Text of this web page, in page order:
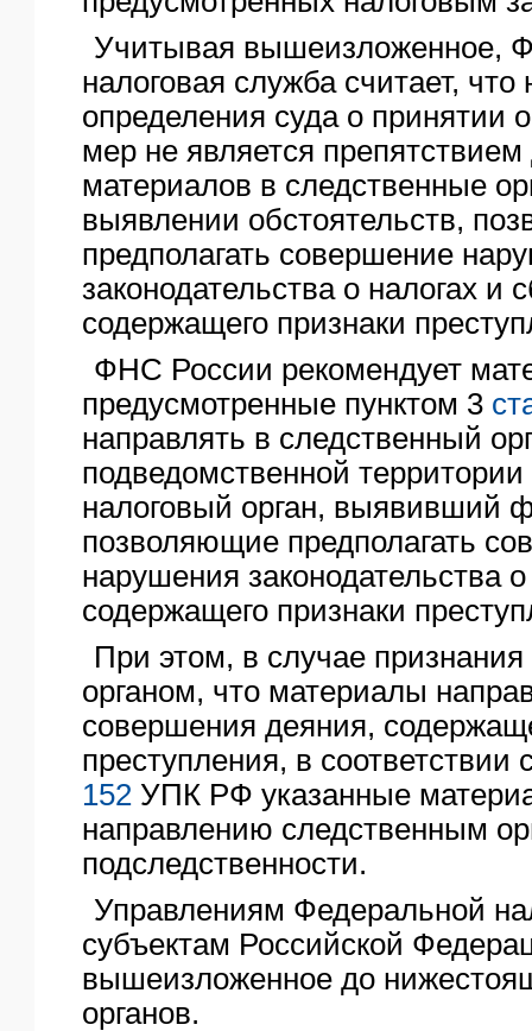
Учитывая вышеизложенное,
налоговая служба считает, что
определения суда о принятии
мер не является
материалов в следственные
выявлении обстоятельств,
предполагать совершение
законодательства о налогах и
содержащего признаки
ФНС России рекомендует
предусмотренные пунктом 3
направлять в следственный
подведомственной территории
налоговый орган, выявивший
позволяющие предполагать
нарушения законодательства
содержащего признаки
При этом, в случае
органом, что материалы
совершения деяния,
преступления, в соответствии
152 УПК РФ указанные
направлению следственным
подследственности.
Управлениям Федеральной
субъектам Российской
вышеизложенное до
органов.